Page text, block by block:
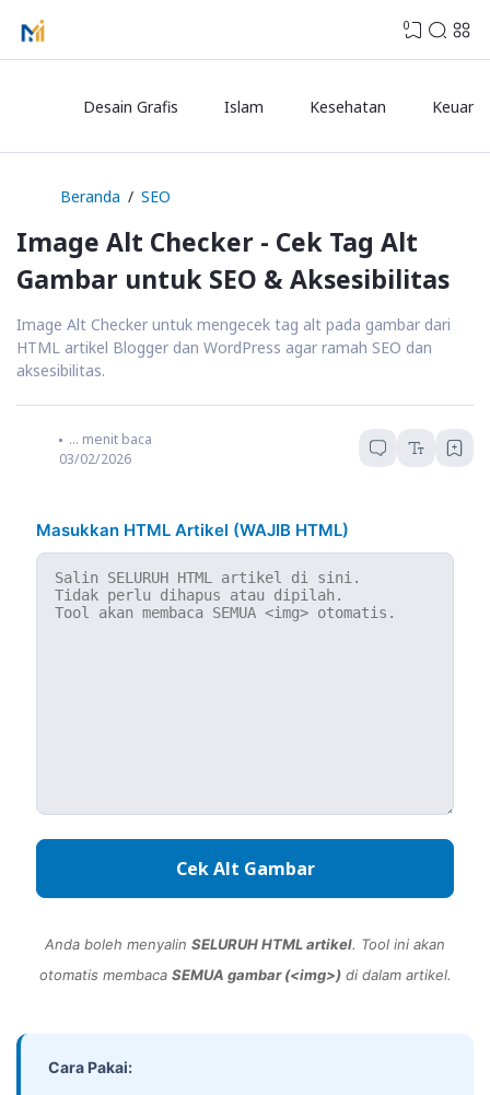
0
Desain Grafis Islam Kesehatan
Beranda SEO
Image Alt Checker - Cek Tag Alt
Gambar untuk SEO & Aksesibilitas
Image Alt Checker untuk mengecek tag alt pada gambar dari
HTML artikel Blogger dan WordPress agar ramah SEO dan
aksesibilitas.
... menit baca
03/02/2026
Masukkan HTML Artikel (WAJIB HTML)
Cek Alt Gambar
Anda boleh menyalin SELURUH HTML artikel. Tool ini akan
otomatis membaca SEMUA gambar (<img>)di dalam artikel.
Cara Pakai: